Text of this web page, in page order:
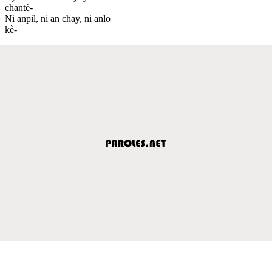
chantè-
Ni anpil, ni an chay, ni anlo
kè-